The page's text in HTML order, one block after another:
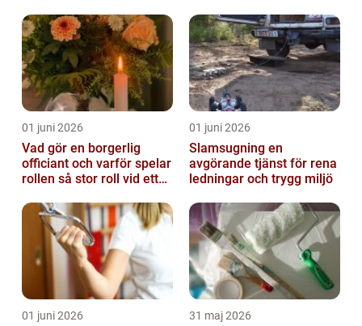
01 juni 2026
Vad gör en borgerlig
officiant och varför spelar
rollen så stor roll vid ett
01 juni 2026
Slamsugning en
avgörande tjänst för rena
ledningar och trygg miljö
01 juni 2026 31 maj 2026